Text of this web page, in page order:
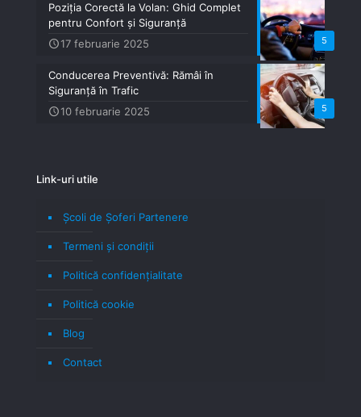
5
Poziția Corectă la Volan: Ghid Complet
pentru Confort și Siguranță
17 februarie 2025
5
Conducerea Preventivă: Rămâi în
Siguranță în Trafic
10 februarie 2025
Link-uri utile
Școli de Șoferi Partenere
Termeni şi condiţii
Politică confidenţialitate
Politică cookie
Blog
Contact